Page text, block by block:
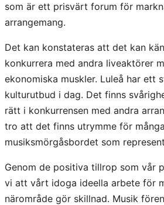
som är ett prisvärt forum för
arrangemang.
Det kan konstateras att det kan
konkurrera med andra liveaktörer
ekonomiska muskler. Luleå har ett
kulturutbud i dag. Det finns
rätt i konkurrensen med andra
tro att det finns utrymme för
musiksmörgåsbordet som
Genom de positiva tillrop som vår
vi att vårt idoga ideella arbete för
närområde gör skillnad. Musik